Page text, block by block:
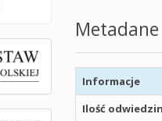
Metadane
Informacje
Ilość